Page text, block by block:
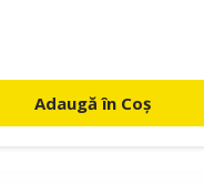
Adaugă în Coș